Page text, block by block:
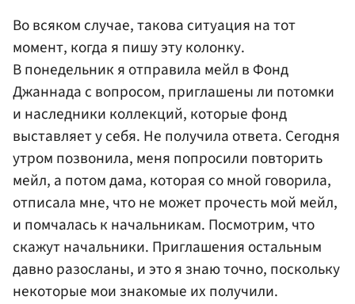
Во всяком случае, такова ситуация на тот
момент, когда я пишу эту колонку.
В понедельник я отправила мейл в Фонд
Джаннада с вопросом, приглашены ли потомки
и наследники коллекций, которые фонд
выставляет у себя. Не получила ответа. Сегодня
утром позвонила, меня попросили повторить
мейл, а потом дама, которая со мной говорила,
отписала мне, что не может прочесть мой мейл,
и помчалась к начальникам. Посмотрим, что
скажут начальники. Приглашения остальным
давно разосланы, и это я знаю точно, поскольку
некоторые мои знакомые их получили.